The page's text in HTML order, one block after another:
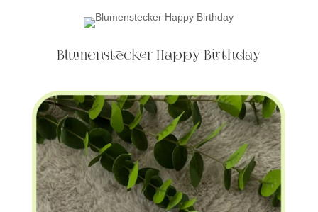
Blumenstecker Happy Birthday